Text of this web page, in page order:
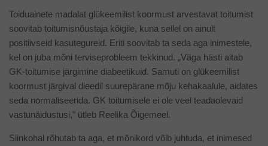
Toiduainete madalat glükeemilist koormust arvestavat toitumist
soovitab toitumisnõustaja kõigile, kuna sellel on ainult
positiivseid kasutegureid. Eriti soovitab ta seda aga inimestele,
kel on juba mõni terviseprobleem tekkinud. „Väga hästi aitab
GK-toitumise järgimine diabeetikuid. Samuti on glükeemilist
koormust järgival dieedil suurepärane mõju kehakaalule, aidates
seda normaliseerida. GK toitumisele ei ole veel teadaolevaid
vastunäidustusi,” ütleb Reelika Õigemeel.
Siinkohal rõhutab ta aga, et mõnikord võib juhtuda, et inimesed